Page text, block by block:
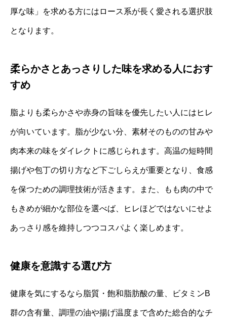
厚な味」を求める方にはロース系が長く愛される選択肢
となります。
柔らかさとあっさりした味を求める人におす
すめ
脂よりも柔らかさや赤身の旨味を優先したい人にはヒレ
が向いています。脂が少ない分、素材そのものの甘みや
肉本来の味をダイレクトに感じられます。高温の短時間
揚げや包丁の切り方など下ごしらえが重要となり、食感
を保つための調理技術が活きます。また、もも肉の中で
もきめが細かな部位を選べば、ヒレほどではないにせよ
あっさり感を維持しつつコスパよく楽しめます。
健康を意識する選び方
健康を気にするなら脂質・飽和脂肪酸の量、ビタミンB
群の含有量、調理の油や揚げ温度まで含めた総合的なチ